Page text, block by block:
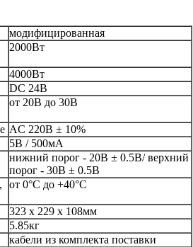
модифицированная
2000Вт
4000Вт
DC 24В
от 20В до 30В
AC 220В ± 10%
5В / 500мА
нижний порог - 20В ± 0.5В/ верхний
порог - 30В ± 0.5В
от 0°С до +40°С
323 x 229 x 108мм
5.85кг
кабели из комплекта поставки